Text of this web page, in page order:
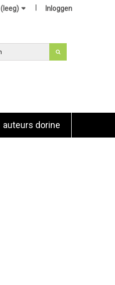
Inloggen
(leeg)
auteurs dorine